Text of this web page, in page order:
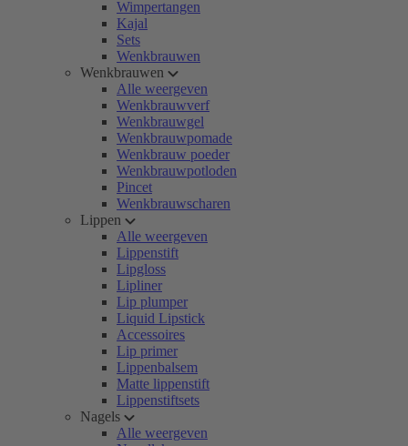
Wimpertangen
Kajal
Sets
Wenkbrauwen
Wenkbrauwen
Alle weergeven
Wenkbrauwverf
Wenkbrauwgel
Wenkbrauwpomade
Wenkbrauw poeder
Wenkbrauwpotloden
Pincet
Wenkbrauwscharen
Lippen
Alle weergeven
Lippenstift
Lipgloss
Lipliner
Lip plumper
Liquid Lipstick
Accessoires
Lip primer
Lippenbalsem
Matte lippenstift
Lippenstiftsets
Nagels
Alle weergeven